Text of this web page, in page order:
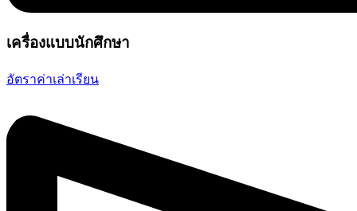
เครื่องแบบนักศึกษา
อัตราค่าเล่าเรียน